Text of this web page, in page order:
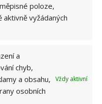
poloze,
aktivně vyžádaných
a
chyb,
a obsahu,
osobních
Vždy aktivní
ale také